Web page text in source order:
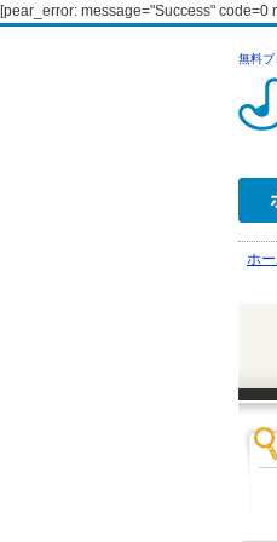
[pear_error: message="Success"
無料ブ
ホ